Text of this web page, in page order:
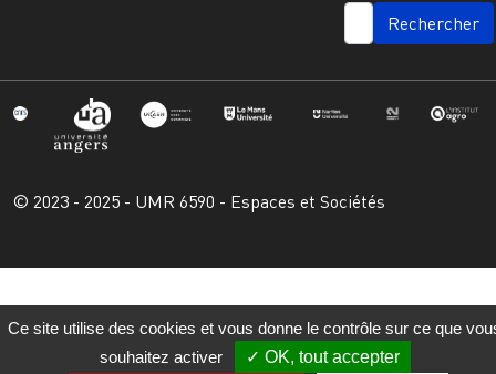
SEARCH
© 2023 - 2025 - UMR 6590 - Espaces et Sociétés
Ce site utilise des cookies et vous donne le contrôle sur ce que
souhaitez activer
OK, tout accepter